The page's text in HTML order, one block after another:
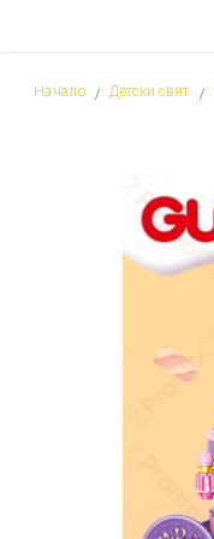
Начало Детски свят